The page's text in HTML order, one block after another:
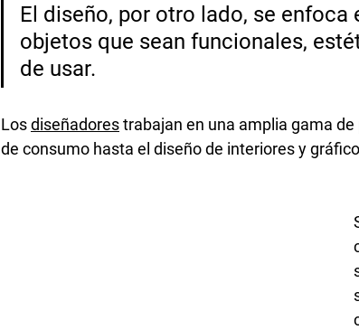
El diseño, por otro lado, se
objetos que sean funcionales,
de usar.
Los diseñadores trabajan en una amplia gama
de consumo hasta el diseño de interiores y